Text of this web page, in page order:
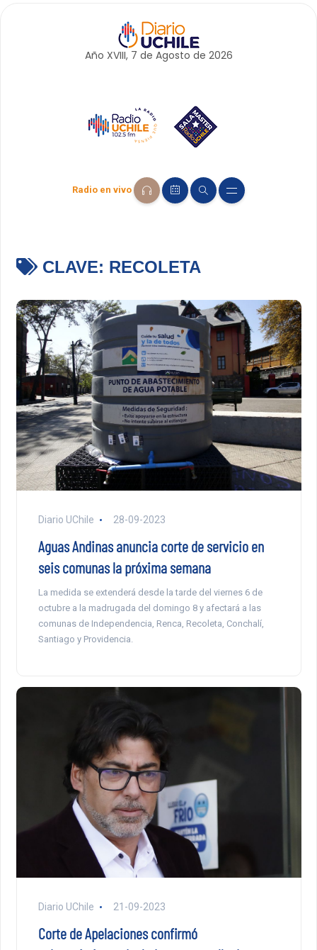
Año XVIII, 7 de Agosto de 2026
Radio en vivo
CLAVE: RECOLETA
Diario UChile 28-09-2023
Aguas Andinas anuncia corte de servicio en
seis comunas la próxima semana
La medida se extenderá desde la tarde del viernes 6 de
octubre a la madrugada del domingo 8 y afectará a las
comunas de Independencia, Renca, Recoleta, Conchalí,
Santiago y Providencia.
Diario UChile 21-09-2023
Corte de Apelaciones confirmó